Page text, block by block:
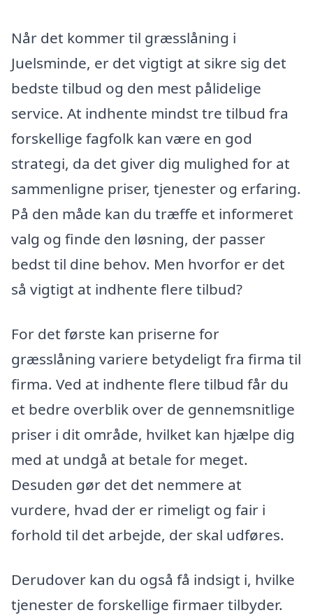
Når det kommer til græsslåning i
Juelsminde, er det vigtigt at sikre sig det
bedste tilbud og den mest pålidelige
service. At indhente mindst tre tilbud fra
forskellige fagfolk kan være en god
strategi, da det giver dig mulighed for at
sammenligne priser, tjenester og erfaring.
På den måde kan du træffe et informeret
valg og finde den løsning, der passer
bedst til dine behov. Men hvorfor er det
så vigtigt at indhente flere tilbud?
For det første kan priserne for
græsslåning variere betydeligt fra firma til
firma. Ved at indhente flere tilbud får du
et bedre overblik over de gennemsnitlige
priser i dit område, hvilket kan hjælpe dig
med at undgå at betale for meget.
Desuden gør det det nemmere at
vurdere, hvad der er rimeligt og fair i
forhold til det arbejde, der skal udføres.
Derudover kan du også få indsigt i, hvilke
tjenester de forskellige firmaer tilbyder.